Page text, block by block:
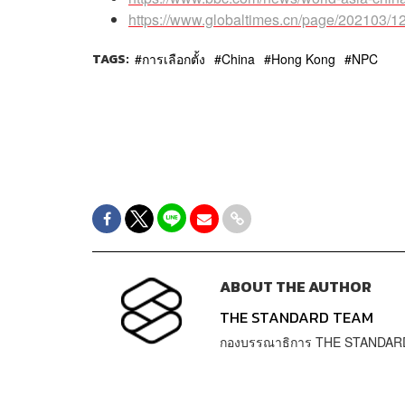
https://www.globaltimes.cn/page/202103/
TAGS: การเลือกตั้ง China Hong Kong NPC
ABOUT THE AUTHOR
THE STANDARD TEAM
กองบรรณาธิการ THE